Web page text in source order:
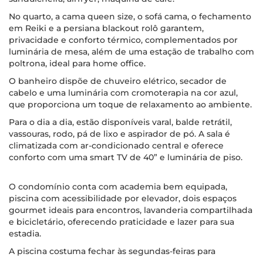
No quarto, a cama queen size, o sofá cama, o fechamento
em Reiki e a persiana blackout rolô garantem,
privacidade e conforto térmico, complementados por
luminária de mesa, além de uma estação de trabalho com
poltrona, ideal para home office.
O banheiro dispõe de chuveiro elétrico, secador de
cabelo e uma luminária com cromoterapia na cor azul,
que proporciona um toque de relaxamento ao ambiente.
Para o dia a dia, estão disponíveis varal, balde retrátil,
vassouras, rodo, pá de lixo e aspirador de pó. A sala é
climatizada com ar-condicionado central e oferece
conforto com uma smart TV de 40” e luminária de piso.
O condomínio conta com academia bem equipada,
piscina com acessibilidade por elevador, dois espaços
gourmet ideais para encontros, lavanderia compartilhada
e bicicletário, oferecendo praticidade e lazer para sua
estadia.
A piscina costuma fechar às segundas-feiras para